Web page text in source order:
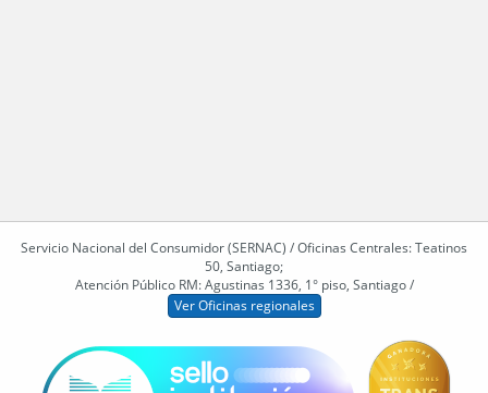
Servicio Nacional del Consumidor (SERNAC) / Oficinas Centrales: Teatinos
50, Santiago;
Atención Público RM: Agustinas 1336, 1° piso, Santiago /
Ver Oficinas regionales